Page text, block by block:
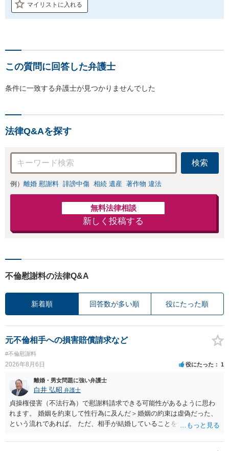
マイリストに入れる
この質問に回答した弁護士
条件に一致する弁護士が見つかりませんでした
法律Q&Aを探す
検索
例） 離婚 慰謝料 誹謗中傷 相続 遺産 著作物 違法
無料法律相談
新しく投稿する
不倫慰謝料の法律Q&A
新着順 回答数が多い順 役にたった順
元不倫相手への損害賠償請求など
#不倫慰謝料
2026年8月6日 役にたった 1
離婚・男女問題に強い弁護士
白井 弘昭 弁護士
貞操権侵害（不法行為）で慰謝料請求できる可能性があるように思わ
れます。 婚姻を約束して性行為に及んだ＞婚姻の約束は虚偽だった、
という流れであれば。 ただ、相手が結婚していることを知って行為に
性も認められそうですので、あまり慰謝料は高額にならないように思